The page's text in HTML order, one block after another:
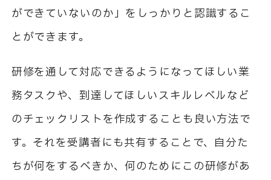
ができていないのか」をしっかりと認識するこ
とができます。
研修を通して対応できるようになってほしい業
務タスクや、到達してほしいスキルレベルなど
のチェックリストを作成することも良い方法で
す。それを受講者にも共有することで、自分た
ちが何をするべきか、何のためにこの研修があ